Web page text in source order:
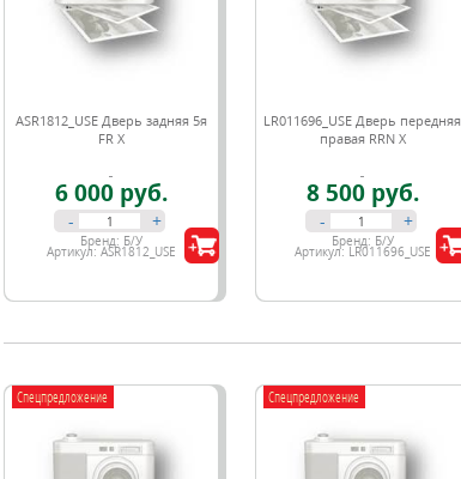
ASR1812_USE Дверь задняя 5я
FR X
6 000 руб.
- +
Бренд: Б/У
Артикул: ASR1812_USE
LR011696_USE Дверь передняя
правая RRN X
8 500 руб.
- +
Бренд: Б/У
Артикул: LR011696_USE
Спецпредложение Спецпредложение